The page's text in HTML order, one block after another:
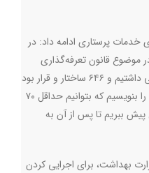
خدمات پرستاری ادامه داد: در
موضوع قانون تعرفه‌گذاری
پرستاری داشتیم. ۶۴۶ بیمارستان دولتی داشتیم و ۶۴۶ ساختار و قرار بود
در این وضعیت فرمول و دستورالعملی را بنویسیم که بتوانیم حداقل ۷۰
ببریم تا پس از آن به
بهداشت، برای اجرایی کردن